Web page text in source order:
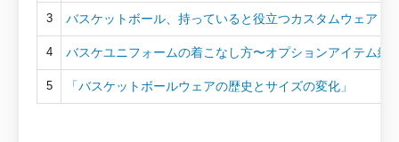
3 バスケットボール、持っていると役立つカスタムウェア
4 バスケユニフォームの着こなし方〜オプションアイテム編
5 「バスケットボールウェアの歴史とサイズの変化」